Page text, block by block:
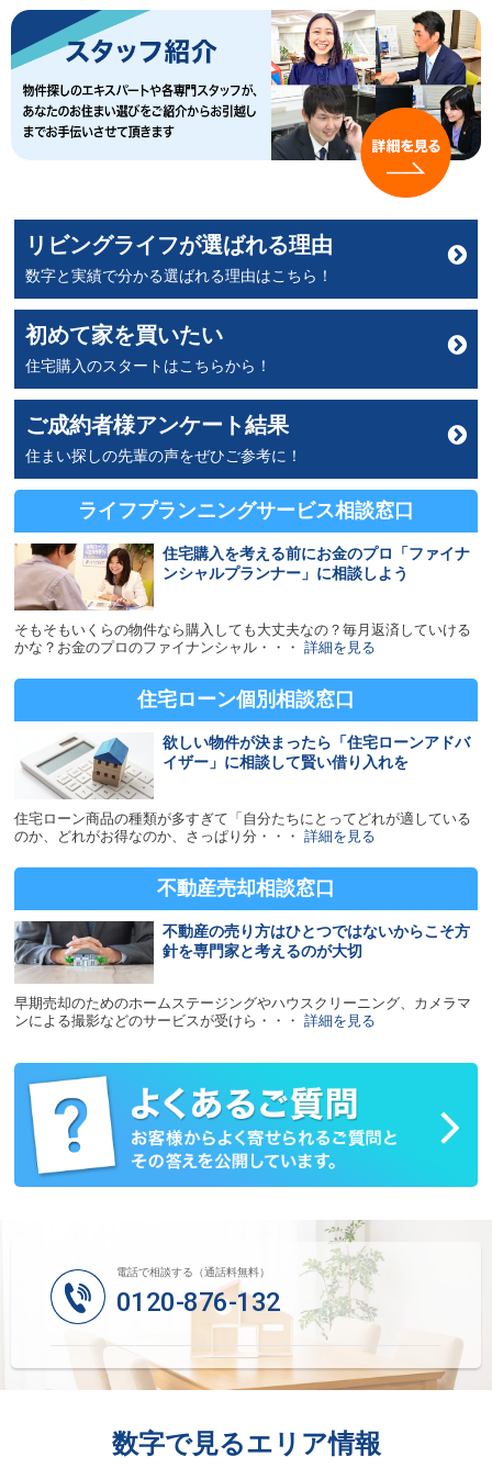
リビングライフが選ばれる理由
数字と実績で分かる選ばれる理由はこちら！
初めて家を買いたい
住宅購入のスタートはこちらから！
ご成約者様アンケート結果
住まい探しの先輩の声をぜひご参考に！
ライフプランニングサービス相談窓口
住宅購入を考える前にお金のプロ「ファイナ
ンシャルプランナー」に相談しよう
そもそもいくらの物件なら購入しても大丈夫なの？毎月返済していける
かな？お金のプロのファイナンシャル・・・詳細を見る
住宅ローン個別相談窓口
欲しい物件が決まったら「住宅ローンアドバ
イザー」に相談して賢い借り入れを
住宅ローン商品の種類が多すぎて「自分たちにとってどれが適している
のか、どれがお得なのか、さっぱり分・・・詳細を見る
不動産売却相談窓口
不動産の売り方はひとつではないからこそ方
針を専門家と考えるのが大切
早期売却のためのホームステージングやハウスクリーニング、カメラマ
ンによる撮影などのサービスが受けら・・・詳細を見る
電話で相談する（通話料無料）
0120-876-132
数字で見るエリア情報